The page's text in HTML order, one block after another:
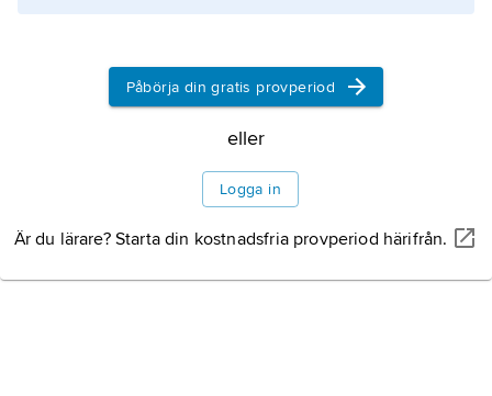
Information om artikeln
Påbörja din gratis provperiod
eller
Logga in
Är du lärare? Starta din kostnadsfria provperiod härifrån.